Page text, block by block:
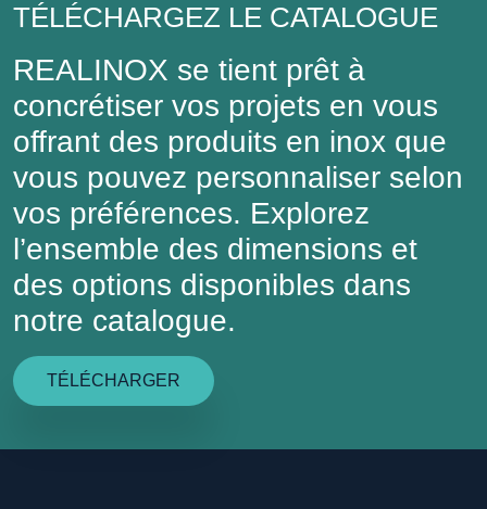
TÉLÉCHARGEZ LE CATALOGUE
REALINOX se tient prêt à
concrétiser vos projets en vous
offrant des produits en inox que
vous pouvez personnaliser selon
vos préférences. Explorez
l’ensemble des dimensions et
des options disponibles dans
notre catalogue.
TÉLÉCHARGER